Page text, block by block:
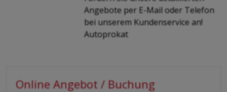
Angebote per E-Mail oder Telefon
bei unserem Kundenservice an!
Autoprokat
Online Angebot / Buchung